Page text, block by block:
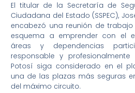
El titular de la Secretaría de
Ciudadana del Estado (SSPEC),
encabezó una reunión de
esquema a emprender con el
áreas y dependencias
responsable y
Potosí siga considerado en el
una de las plazas más seguras
del máximo circuito.